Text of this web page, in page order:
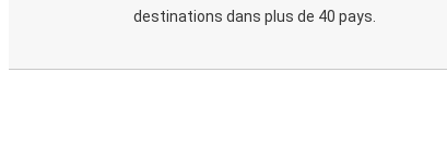
destinations dans plus de 40 pays.